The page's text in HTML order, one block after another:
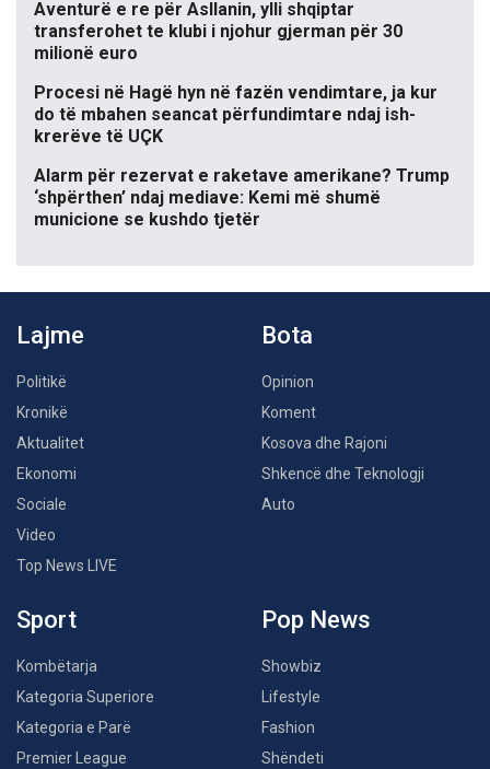
Aventurë e re për Asllanin, ylli shqiptar
transferohet te klubi i njohur gjerman për 30
milionë euro
Procesi në Hagë hyn në fazën vendimtare, ja kur
do të mbahen seancat përfundimtare ndaj ish-
krerëve të UÇK
Alarm për rezervat e raketave amerikane? Trump
‘shpërthen’ ndaj mediave: Kemi më shumë
municione se kushdo tjetër
Lajme
Politikë
Kronikë
Aktualitet
Ekonomi
Sociale
Video
Top News LIVE
Bota
Opinion
Koment
Kosova dhe Rajoni
Shkencë dhe Teknologji
Auto
Sport
Kombëtarja
Kategoria Superiore
Kategoria e Parë
Premier League
Pop News
Showbiz
Lifestyle
Fashion
Shëndeti